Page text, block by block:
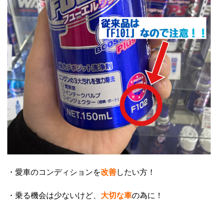
・愛車のコンディションを改善したい方！
・乗る機会は少ないけど、 大切な車の為に！